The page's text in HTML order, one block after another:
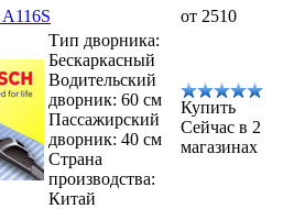
от 2510
Тип дворника:
Бескаркасный
Водительский
дворник: 60 см
Пассажирский
дворник: 40 см
Страна
производства:
Китай
Купить
Сейчас в 2
магазинах